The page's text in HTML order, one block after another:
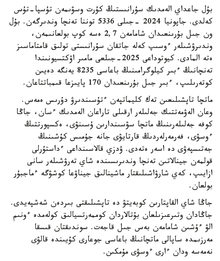
بۇل جاعداي الەمدىك سۇرانىستىڭ كۇرت وسۋىمەن تۇسپا-تۇس
كەلدى. جاپونيا 2024 -جىلى 5336 توننا تەنچا وندىرگەن. بۇل
ون جىل بۇرىنعىدان شامامەن 2,7 ەسە كوپ بولعانىمەن،
وندىرۋشىلەر ءوسىپ كەلە جاتقان سۇرانىستى تولىق قامتاماسىز
ەتە المادى. كيوتوداعى 2025-جىلعى مامىر اۋكتسيونىندا
تەنچانىڭ ءبىر كيلوگرامىنىڭ باعاسى 8235 يەنگە دەيىن
كوتەرىلىپ، ءبىر جىل بۇرىنعىدان 170 پايىزعا قىمباتتاعان.
ماتچا تاپشىلىعىن تەك كليماتپەن ءتۇسىندىرۋ دۇرىس ەمەس.
وعان الەۋمەتتىك جەلىلەر ارقىلى تاراعان الەمدىك ءسان، جاڭا
كوفە جەلىلەرىنىڭ ماتچا سۋسىندارىن ۇسىنۋى، ەكسپورتتىڭ
ءوسۋى، فەرمەرلەردىڭ قارتايۋى جانە جۇمىس كۇشىنىڭ
جەتىسپەۋى دە اسەر ەتەدى. ۋدزي قالاسىنداعى ءداستۇرلى
قولمەن جينالاتىن تەنچا وندىرىسىندە شاي تەرۋشىلەر سانى
ازايىپ، كەي شارۋاشىلىقتار ماشينالىق جيناۋعا كوشۋگە ءماجبۇر
بولعان.
جاڭا شاي القاپتارىن كوبەيتۋ دە تاپشىلىقتى بىردەن شەشپەيدى.
جاڭادان وتىرعىزىلعان بۇتالاردان كوممەرتسيالىق كولەمدە ءونىم
الۋ ءۇشىن شامامەن بەس جىل قاجەت. سوندىقتان قىسقا
مەرزىمدە ساپالى ماتچانىڭ باعاسى جوعارى كۇيىندە قالۋى
نەمەسە ودان ءارى ءوسۋى مۇمكىن.